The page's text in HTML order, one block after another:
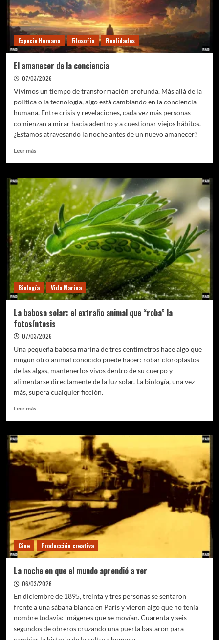
nace
una
nueva
generación
de
seguridad
la
era
datos
Especie Humana Filosofía Realidades
El amanecer de la conciencia
07/03/2026
Vivimos un tiempo de transformación profunda. Más allá de la
política o la tecnología, algo está cambiando en la conciencia
humana. Entre crisis y revelaciones, cada vez más personas
comienzan a mirar hacia adentro y a cuestionar viejos hábitos.
¿Estamos atravesando la noche antes de un nuevo amanecer?
Leer másLeer
El
amanecer
de
la
conciencia
Biología Vida Marina
La babosa solar: el extraño animal que “roba” la
fotosíntesis
07/03/2026
Una pequeña babosa marina de tres centímetros hace algo que
ningún otro animal conocido puede hacer: robar cloroplastos
de las algas, mantenerlos vivos dentro de su cuerpo y
alimentarse directamente de la luz solar. La biología, una vez
más, supera cualquier ficción.
Leer másLeer
La
babosa
solar:
el
extraño
animal
que
“roba”
la
fotosíntesis
Cine Producción creativa
La noche en que el mundo aprendió a ver
06/03/2026
En diciembre de 1895, treinta y tres personas se sentaron
frente a una sábana blanca en París y vieron algo que no tenía
nombre todavía: imágenes que se movían. Cuarenta y seis
segundos de obreros cruzando una puerta bastaron para